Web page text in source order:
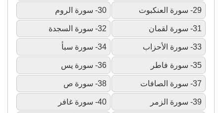
29- سورة العنكبوت 30- سورة الروم
31- سورة لقمان 32- سورة السجدة
33- سورة الأحزاب 34- سورة سبأ
35- سورة فاطر 36- سورة يس
37- سورة الصافات 38- سورة ص
39- سورة الزمر 40- سورة غافر